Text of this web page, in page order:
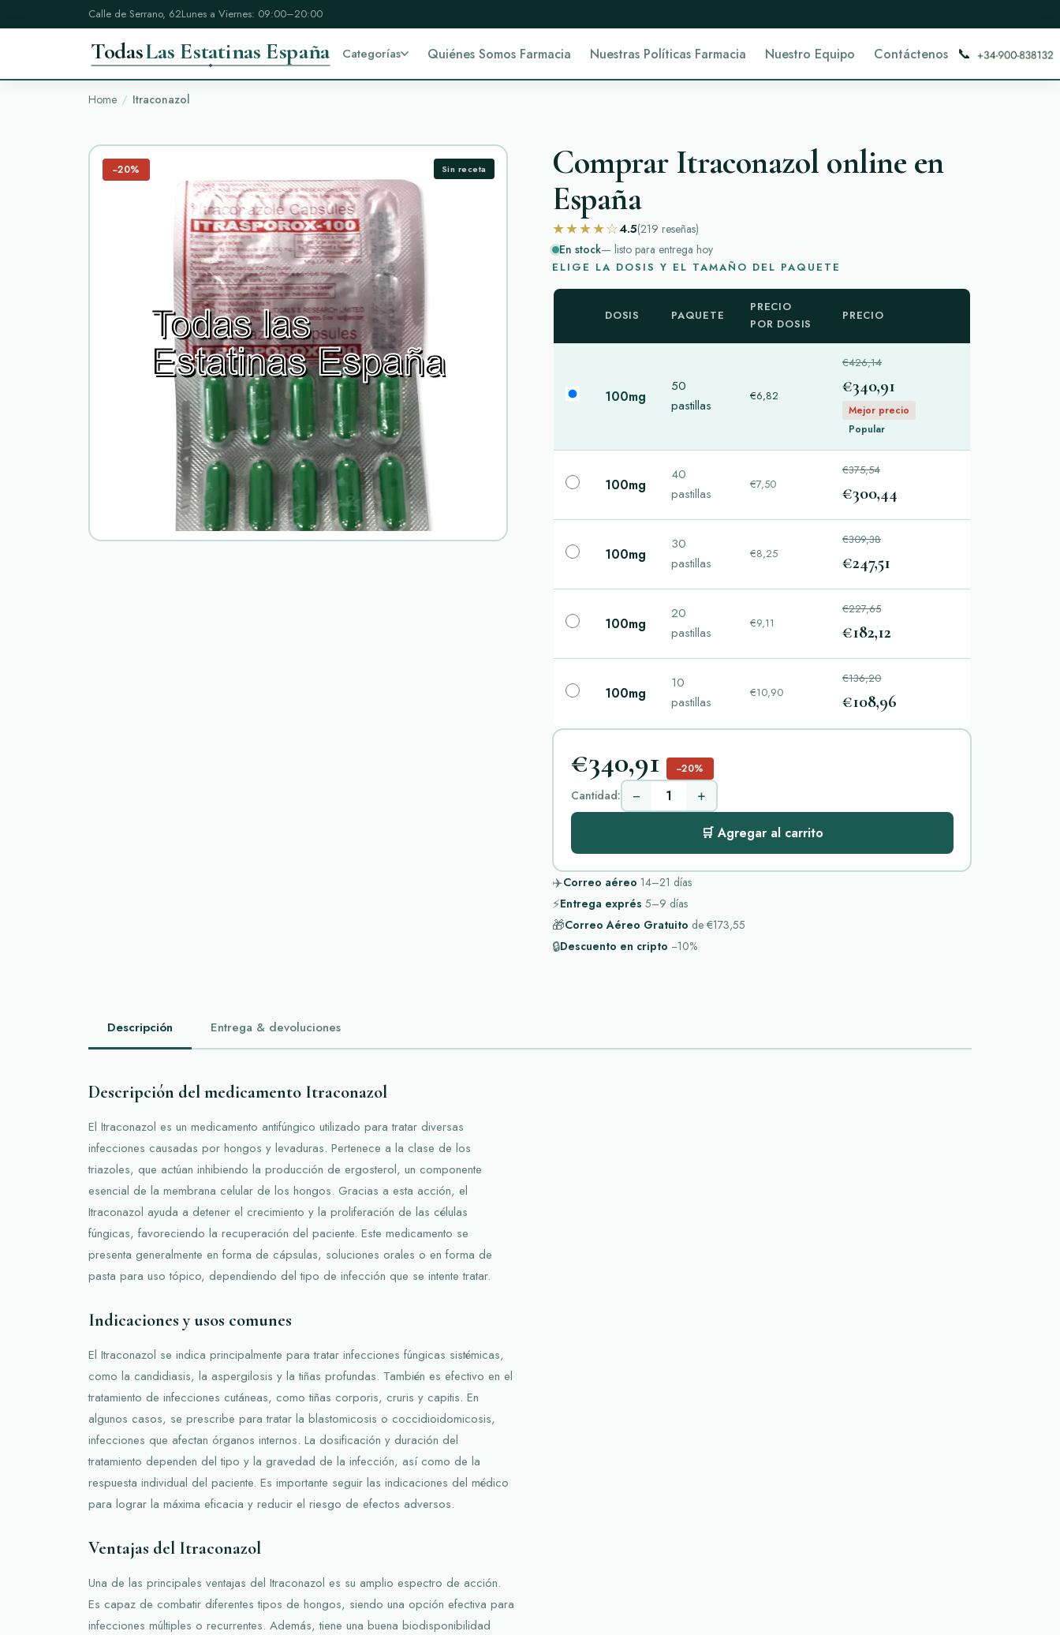
Calle de Serrano, 62Lunes a Viernes: 09:00–20:00
TodasLas Estatinas España Categorías Quiénes Somos Farmacia Nuestras Políticas Farmacia Nuestro Equipo Contáctenos 📞
Home Itraconazol
−20% Sin receta
Comprar Itraconazol online en
España
★★★★☆4.5(219 reseñas)
En stock— listo para entrega hoy
ELIGE LA DOSIS Y EL TAMAÑO DEL PAQUETE
DOSIS PAQUETE
PRECIO
POR DOSIS
PRECIO
100mg
50
pastillas
€6,82
€426,14
€340,91
Mejor precio
Popular
100mg
40
pastillas
€7,50
€375,54
€300,44
100mg
30
pastillas
€8,25
€309,38
€247,51
100mg
20
pastillas
€9,11
€227,65
€182,12
100mg
10
pastillas
€10,90
€136,20
€108,96
€340,91 −20%
Cantidad: − +
🛒 Agregar al carrito
✈️Correo aéreo 14–21 días
⚡Entrega exprés 5–9 días
🎁Correo Aéreo Gratuito de €173,55
🔒Descuento en cripto −10%
Descripción Entrega & devoluciones
Descripción del medicamento Itraconazol
El Itraconazol es un medicamento antifúngico utilizado para tratar diversas
infecciones causadas por hongos y levaduras. Pertenece a la clase de los
triazoles, que actúan inhibiendo la producción de ergosterol, un componente
esencial de la membrana celular de los hongos. Gracias a esta acción, el
Itraconazol ayuda a detener el crecimiento y la proliferación de las células
fúngicas, favoreciendo la recuperación del paciente. Este medicamento se
presenta generalmente en forma de cápsulas, soluciones orales o en forma de
pasta para uso tópico, dependiendo del tipo de infección que se intente tratar.
Indicaciones y usos comunes
El Itraconazol se indica principalmente para tratar infecciones fúngicas sistémicas,
como la candidiasis, la aspergilosis y la tiñas profundas. También es efectivo en el
tratamiento de infecciones cutáneas, como tiñas corporis, cruris y capitis. En
algunos casos, se prescribe para tratar la blastomicosis o coccidioidomicosis,
infecciones que afectan órganos internos. La dosificación y duración del
tratamiento dependen del tipo y la gravedad de la infección, así como de la
respuesta individual del paciente. Es importante seguir las indicaciones del médico
para lograr la máxima eficacia y reducir el riesgo de efectos adversos.
Ventajas del Itraconazol
Una de las principales ventajas del Itraconazol es su amplio espectro de acción.
Es capaz de combatir diferentes tipos de hongos, siendo una opción efectiva para
infecciones múltiples o recurrentes. Además, tiene una buena biodisponibilidad